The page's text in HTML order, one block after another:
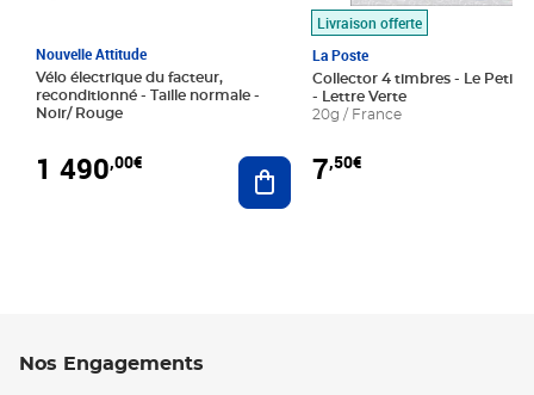
Nouvelle Attitude
Vélo électrique du facteur,
reconditionné - Taille normale -
Noir/ Rouge
1 490,00€ Ajouter au panier
Livraison offerte
La Poste
Collector 4 timbres - Le Petit
- Lettre Verte
20g / France
7,50€
Nos Engagements